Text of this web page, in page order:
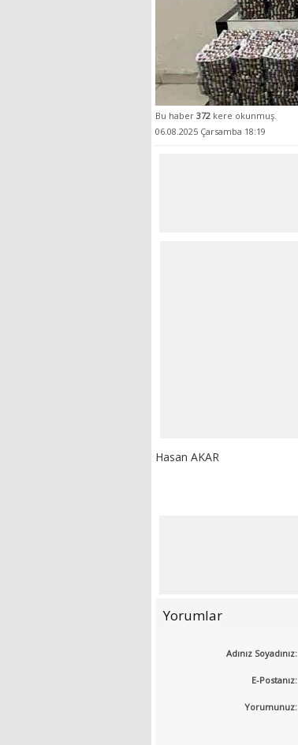
Bu haber 372 kere okunmuş.
06.08.2025 Çarsamba 18:19
Hasan AKAR
Yorumlar
Adınız Soyadınız:
E-Postanız:
Yorumunuz: